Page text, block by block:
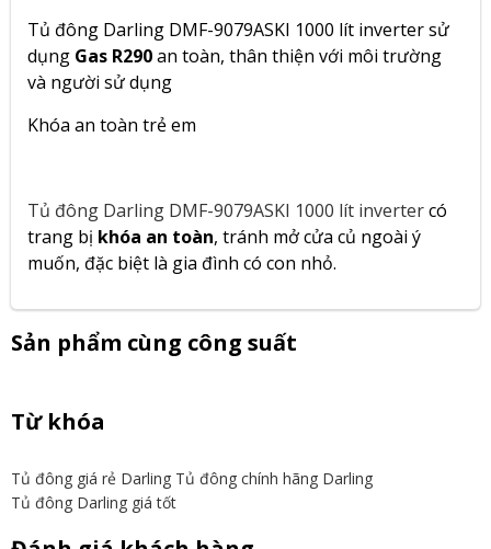
Tủ đông Darling DMF-9079ASKI 1000 lít inverter sử
dụng Gas R290an toàn, thân thiện với môi trường
và người sử dụng
Khóa an toàn trẻ em
Tủ đông Darling DMF-9079ASKI 1000 lít invertercó
trang bị khóa an toàn, tránh mở cửa củ ngoài ý
muốn, đặc biệt là gia đình có con nhỏ.
Sản phẩm cùng công suất
Từ khóa
Tủ đông giá rẻ Darling Tủ đông chính hãng Darling
Tủ đông Darling giá tốt